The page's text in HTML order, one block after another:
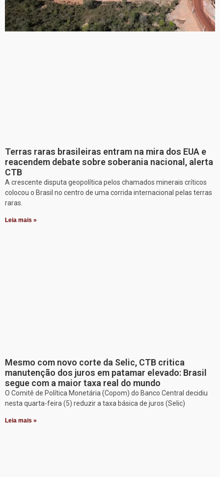
Terras raras brasileiras entram na mira dos EUA e
reacendem debate sobre soberania nacional, alerta
CTB
A crescente disputa geopolítica pelos chamados minerais críticos
colocou o Brasil no centro de uma corrida internacional pelas terras
raras.
Leia mais »
Mesmo com novo corte da Selic, CTB critica
manutenção dos juros em patamar elevado: Brasil
segue com a maior taxa real do mundo
O Comitê de Política Monetária (Copom) do Banco Central decidiu
nesta quarta-feira (5) reduzir a taxa básica de juros (Selic)
Leia mais »